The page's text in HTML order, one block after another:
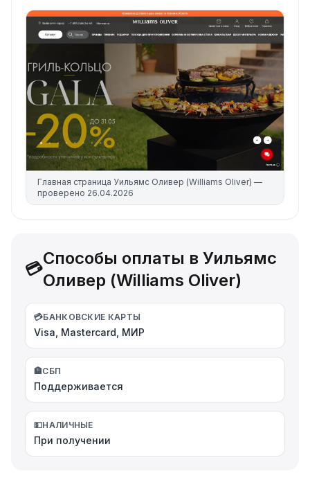
Главная страница Уильямс Оливер (Williams Oliver) —
проверено 26.04.2026
💳
Способы оплаты в Уильямс
Оливер (Williams Oliver)
💳БАНКОВСКИЕ КАРТЫ
Visa, Mastercard, МИР
🏦СБП
Поддерживается
💵НАЛИЧНЫЕ
При получении